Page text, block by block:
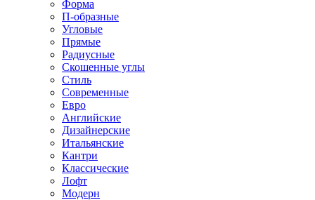
Форма
П-образные
Угловые
Прямые
Радиусные
Скошенные углы
Стиль
Современные
Евро
Английские
Дизайнерские
Итальянские
Кантри
Классические
Лофт
Модерн